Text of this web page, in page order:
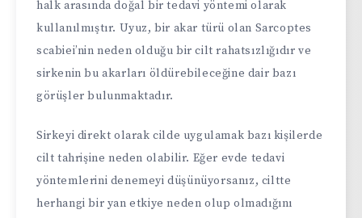
halk arasında doğal bir tedavi yöntemi olarak
kullanılmıştır. Uyuz, bir akar türü olan Sarcoptes
scabiei’nin neden olduğu bir cilt rahatsızlığıdır ve
sirkenin bu akarları öldürebileceğine dair bazı
görüşler bulunmaktadır.
Sirkeyi direkt olarak cilde uygulamak bazı kişilerde
cilt tahrişine neden olabilir. Eğer evde tedavi
yöntemlerini denemeyi düşünüyorsanız, ciltte
herhangi bir yan etkiye neden olup olmadığını